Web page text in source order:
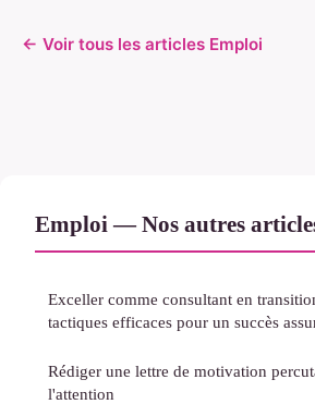
← Voir tous les articles Emploi
Emploi — Nos autres
Exceller comme consultant en
tactiques efficaces pour un succès
Rédiger une lettre de motivation
l'attention